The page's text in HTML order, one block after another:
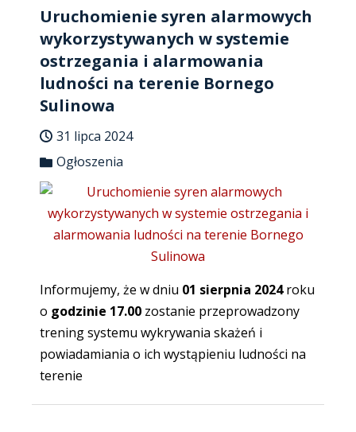
Uruchomienie syren alarmowych
wykorzystywanych w systemie
ostrzegania i alarmowania
ludności na terenie Bornego
Sulinowa
31 lipca 2024
Ogłoszenia
Informujemy, że w dniu 01 sierpnia 2024roku
o godzinie 17.00 zostanie przeprowadzony
trening systemu wykrywania skażeń i
powiadamiania o ich wystąpieniu ludności na
terenie